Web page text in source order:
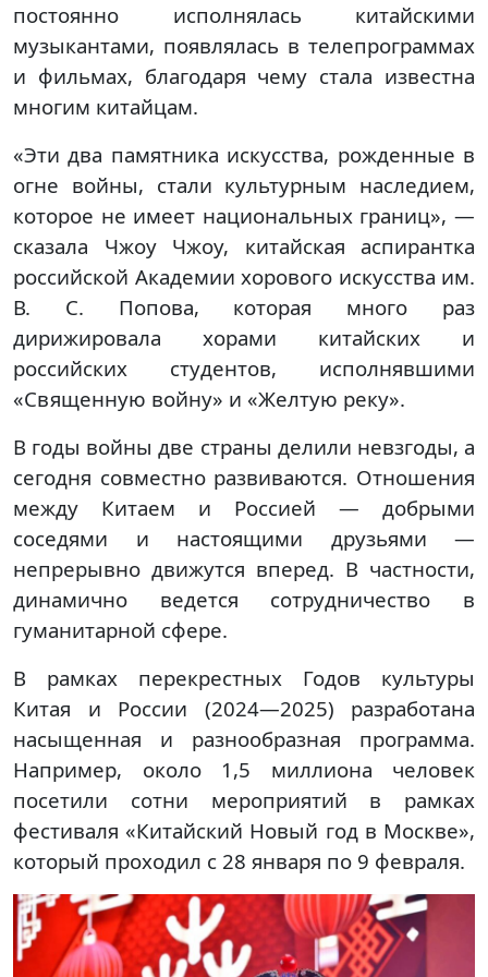
постоянно исполнялась китайскими
музыкантами, появлялась в телепрограммах
и фильмах, благодаря чему стала известна
многим китайцам.
«Эти два памятника искусства, рожденные в
огне войны, стали культурным наследием,
которое не имеет национальных границ», —
сказала Чжоу Чжоу, китайская аспирантка
российской Академии хорового искусства им.
В. С. Попова, которая много раз
дирижировала хорами китайских и
российских студентов, исполнявшими
«Священную войну» и «Желтую реку».
В годы войны две страны делили невзгоды, а
сегодня совместно развиваются. Отношения
между Китаем и Россией — добрыми
соседями и настоящими друзьями —
непрерывно движутся вперед. В частности,
динамично ведется сотрудничество в
гуманитарной сфере.
В рамках перекрестных Годов культуры
Китая и России (2024—2025) разработана
насыщенная и разнообразная программа.
Например, около 1,5 миллиона человек
посетили сотни мероприятий в рамках
фестиваля «Китайский Новый год в Москве»,
который проходил с 28 января по 9 февраля.